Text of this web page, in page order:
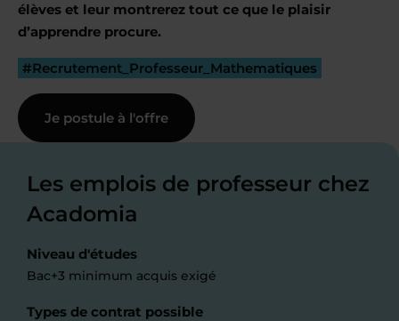
élèves et leur montrerez tout ce que le plaisir
d’apprendre procure.
#Recrutement_Professeur_Mathematiques
Je postule à l'offre
Les emplois de professeur chez
Acadomia
Niveau d'études
Bac+3 minimum acquis exigé
Types de contrat possible